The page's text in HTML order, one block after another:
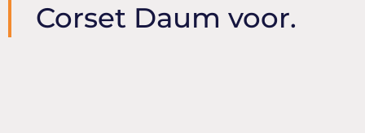
Corset Daum voor.